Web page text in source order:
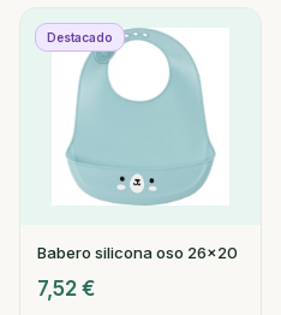
Destacado
Babero silicona oso 26x20
7,52 €